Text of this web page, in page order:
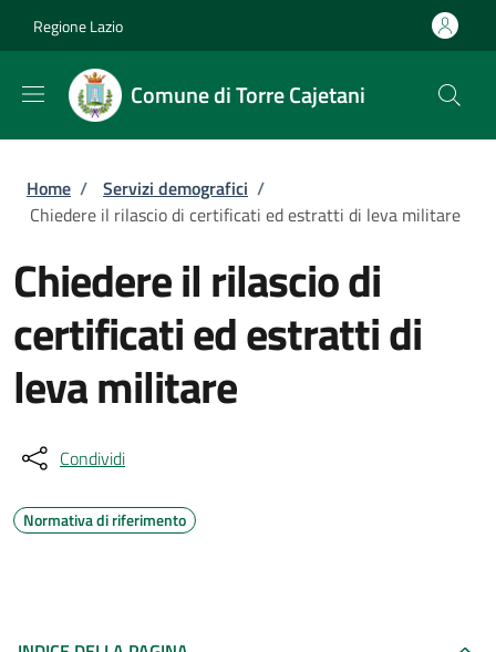
Regione Lazio
Comune di Torre Cajetani
Briciole di pane
Home / Servizi demografici /
Chiedere il rilascio di certificati ed estratti di leva militare
Chiedere il rilascio di
certificati ed estratti di
leva militare
Condividi
Normativa di riferimento